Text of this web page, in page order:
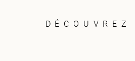
DÉCOUVREZ